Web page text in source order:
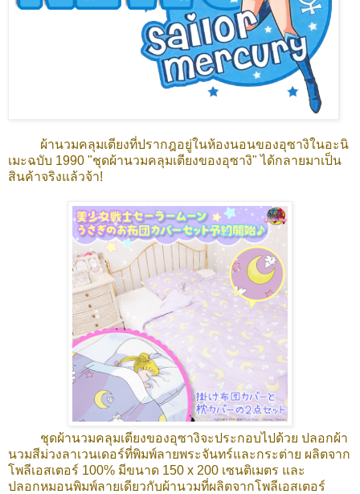
ผ้านวมคลุมเตียงที่ปรากฎอยู่ในห้องนอนของอุซางิในอะนิ
เมะฉบับ 1990 "ชุดผ้านวมคลุมเตียงของอุซางิ" ได้กลายมาเป็น
สินค้าจริงแล้วจ้า!
ชุดผ้านวมคลุมเตียงของอุซางิจะประกอบไปด้วย ปลอกผ้า
นวมสีม่วงลาเวนเดอร์ที่พิมพ์ลายพระจันทร์และกระต่าย ผลิตจาก
โพลีเอสเตอร์ 100% มีขนาด 150 x 200 เซนติเมตร และ
ปลอกหมอนพิมพ์ลายเดียวกับผ้านวมที่ผลิตจากโพลีเอสเตอร์